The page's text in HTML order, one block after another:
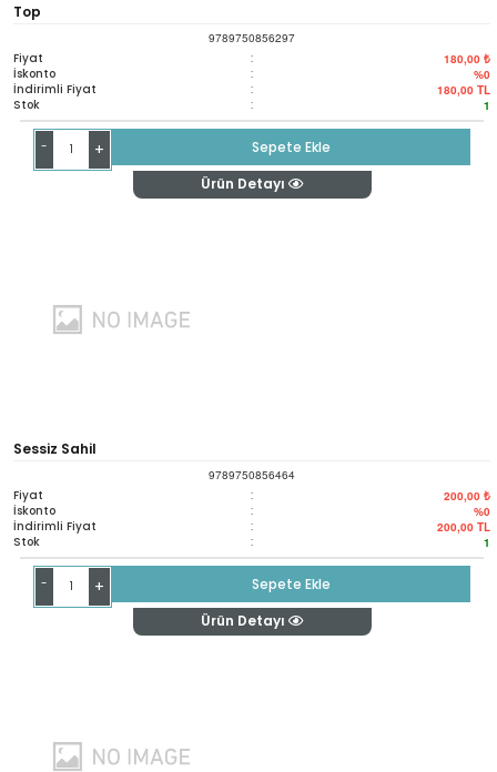
Top
9789750856297
Fiyat : 180,00 ₺
İskonto : %0
İndirimli Fiyat : 180,00 TL
Stok : 1
- +
Sepete Ekle
Ürün Detayı
Sessiz Sahil
9789750856464
Fiyat : 200,00 ₺
İskonto : %0
İndirimli Fiyat : 200,00 TL
Stok : 1
- +
Sepete Ekle
Ürün Detayı